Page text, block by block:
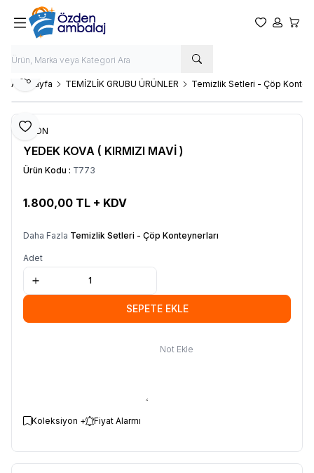
Favorilerim
Hesabım
Ana Sayfa TEMİZLİK GRUBU ÜRÜNLER Temizlik Setleri - Çöp
Favoriye Ekle
Paylaş
OZDN
YEDEK KOVA ( KIRMIZI MAVİ )
Ürün Kodu : T773
1.800,00 TL + KDV
Daha Fazla Temizlik Setleri - Çöp Konteynerları
Adet
SEPETE EKLE
Not Ekle
Koleksiyon + Fiyat Alarmı